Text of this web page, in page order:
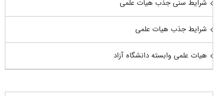
شرایط سنی جذب هیات علمی
شرایط جذب هیات علمی
هیات علمی وابسته دانشگاه آزاد